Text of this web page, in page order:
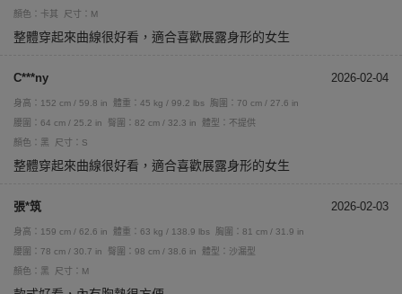
顏色：卡其
尺寸：M
整體穿起來曲線很好看，適合喜歡展露身形的女生
C***ny 2026-02-04
身高：152 cm / 59.8 in 體重：45 kg / 99.2 lbs
胸圍：70 cm / 27.6 in
腰圍：64 cm / 25.2 in
臀圍：82 cm / 32.3 in
體型：不提供
顏色：黑
尺寸：S
整體穿起來曲線很好看，適合喜歡展露身形的女生
張*筑 2026-02-03
身高：159 cm / 62.6 in 體重：63 kg / 138.9 lbs
胸圍：81 cm / 31.9 in
腰圍：78 cm / 30.7 in
臀圍：98 cm / 38.6 in
體型：沙漏型
顏色：黑
尺寸：M